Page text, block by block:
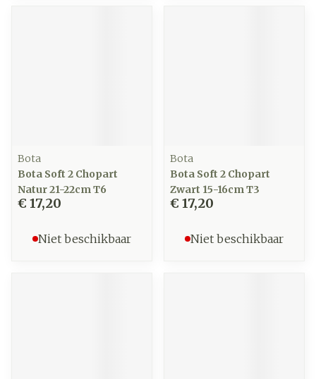
Bota
Bota Soft 2 Chopart
Natur 21-22cm T6
€ 17,20
Niet beschikbaar
Bota
Bota Soft 2 Chopart
Zwart 15-16cm T3
€ 17,20
Niet beschikbaar